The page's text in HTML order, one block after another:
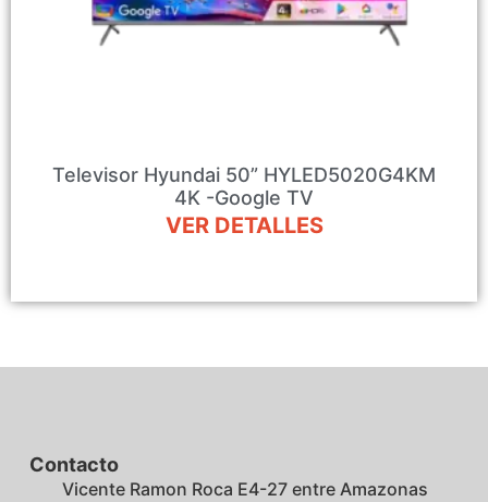
Televisor Hyundai 50” HYLED5020G4KM
4K -Google TV
VER DETALLES
Contacto
Vicente Ramon Roca E4-27 entre Amazonas